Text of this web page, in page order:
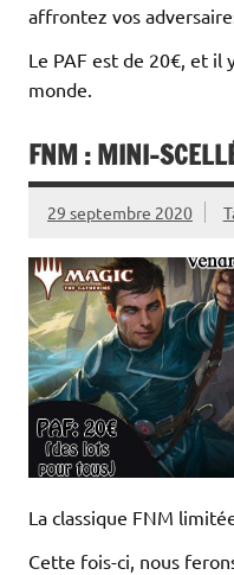
affrontez vos
Le PAF est de 20€, et il
monde.
FNM : MINI-
29 septembre 2020
La classique FNM
Cette fois-ci, nous